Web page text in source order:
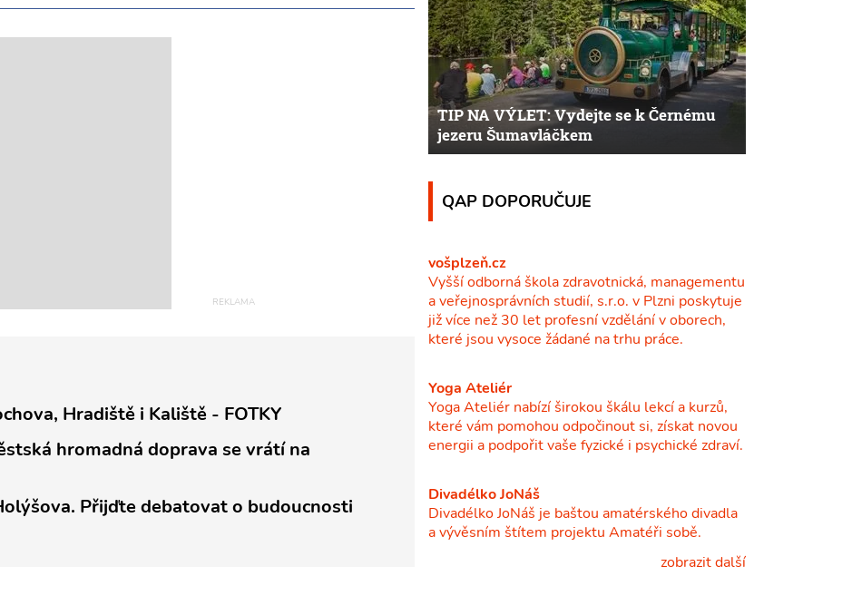
Hradiště i Kaliště - FOTKY
hromadná doprava se vrátí na
Přijďte debatovat o budoucnosti
TIP NA VÝLET: Vydejte se k Černému
jezeru Šumavláčkem
QAP DOPORUČUJE
vošplzeň.cz
Vyšší odborná škola zdravotnická, managementu
a veřejnosprávních studií, s.r.o. v Plzni poskytuje
již více než 30 let profesní vzdělání v oborech,
které jsou vysoce žádané na trhu práce.
Yoga Ateliér
Yoga Ateliér nabízí širokou škálu lekcí a kurzů,
které vám pomohou odpočinout si, získat novou
energii a podpořit vaše fyzické i psychické zdraví.
Divadélko JoNáš
Divadélko JoNáš je baštou amatérského divadla
a vývěsním štítem projektu Amatéři sobě.
zobrazit další